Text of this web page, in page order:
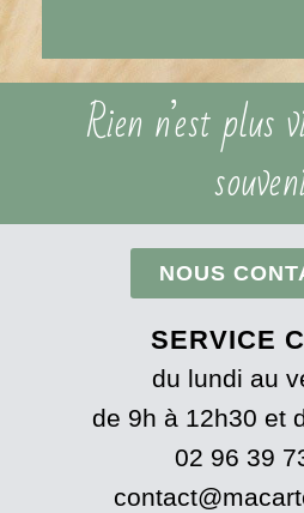
Rien n’est plus
NOUS
SERVICE
du lundi au
de 9h à 12h30 et
02 96 39